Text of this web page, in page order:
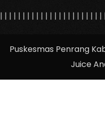
| | | | | | | | | | | | | | | | | | | | | | |
Puskesmas Penrang
Juice